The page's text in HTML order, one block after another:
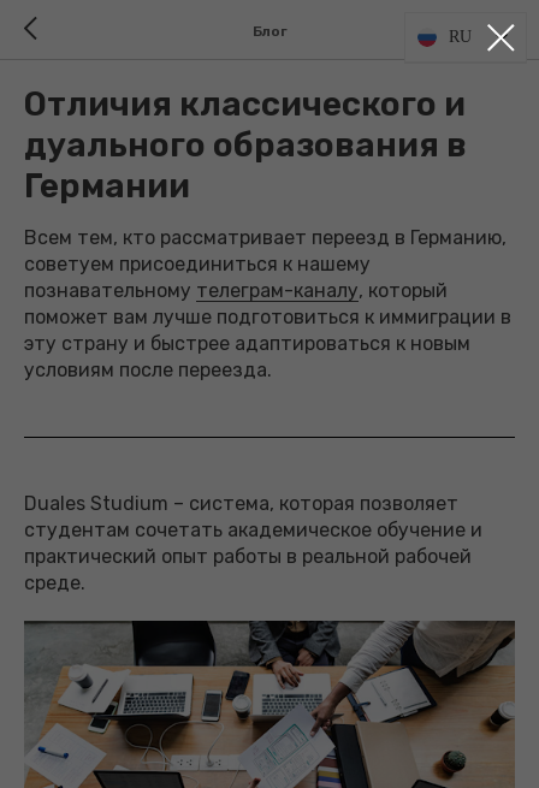
Блог
Отличия классического и
дуального образования в
Германии
Всем тем, кто рассматривает переезд в Германию,
советуем присоединиться к нашему
познавательному телеграм-каналу, который
поможет вам лучше подготовиться к иммиграции в
эту страну и быстрее адаптироваться к новым
условиям после переезда.
Duales Studium – система, которая позволяет
студентам сочетать академическое обучение и
практический опыт работы в реальной рабочей
среде.
RU